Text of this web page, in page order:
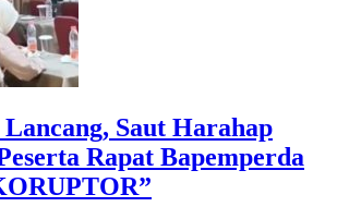
Lancang, Saut Harahap
Rapat Bapemperda